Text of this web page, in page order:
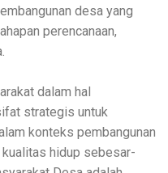
desa yang
perencanaan,
dalam hal
strategis untuk
konteks pembangunan
hidup sebesar-